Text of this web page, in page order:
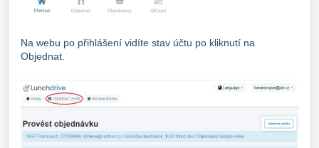
Na webu po přihlášení vidíte stav účtu po kliknutí na
Objednat.